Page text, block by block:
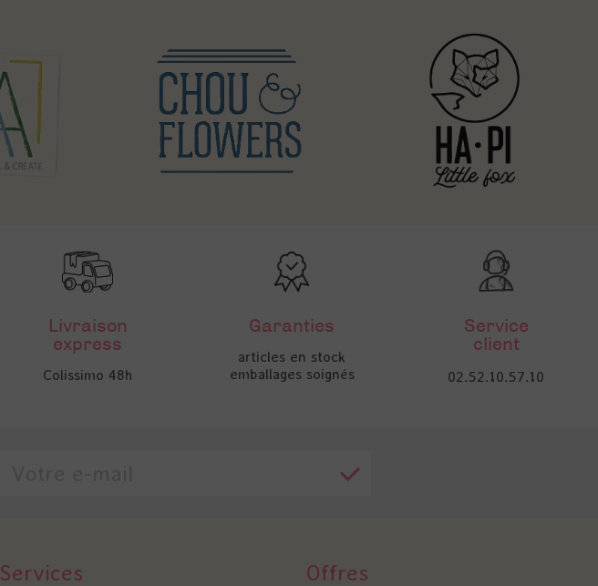
Livraison
express
Colissimo 48h
Garanties
articles en stock
emballages soignés
Service
client
02.52.10.57.10
Services Offres